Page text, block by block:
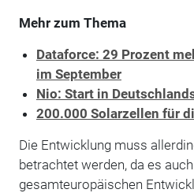
Mehr zum Thema
Dataforce: 29 Prozent
im September
Nio: Start in
200.000 Solarzellen für
Die Entwicklung muss
betrachtet werden, da es
gesamteuropäischen